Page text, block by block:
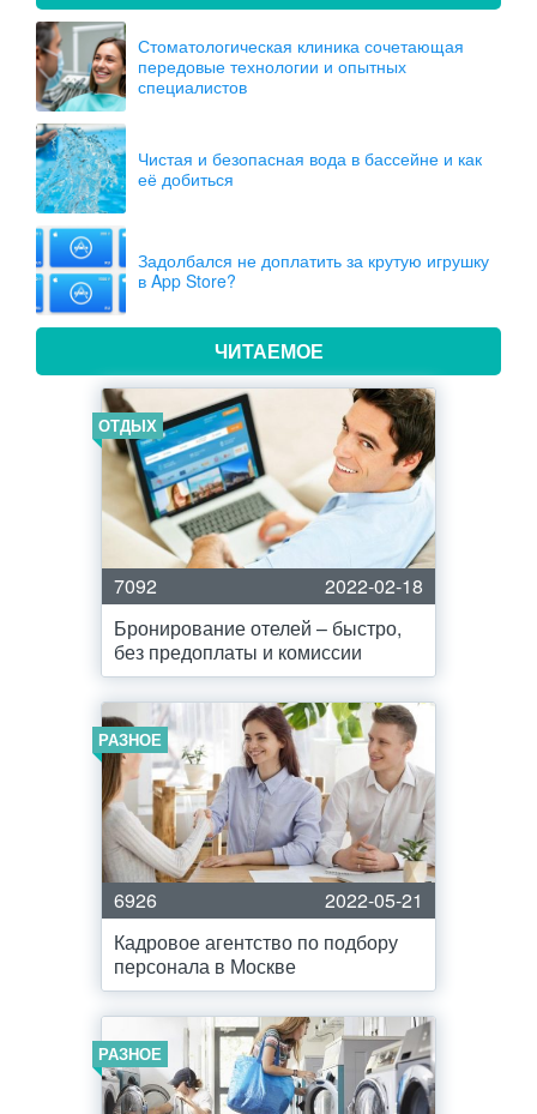
Стоматологическая клиника сочетающая
передовые технологии и опытных
специалистов
Чистая и безопасная вода в бассейне и как
её добиться
Задолбался не доплатить за крутую игрушку
в App Store?
ЧИТАЕМОЕ
ОТДЫХ
7092
2022-02-18
Бронирование отелей – быстро,
без предоплаты и комиссии
РАЗНОЕ
6926
2022-05-21
Кадровое агентство по подбору
персонала в Москве
РАЗНОЕ